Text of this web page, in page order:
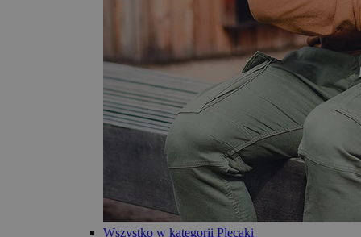
Wszystko w kategorii Plecaki